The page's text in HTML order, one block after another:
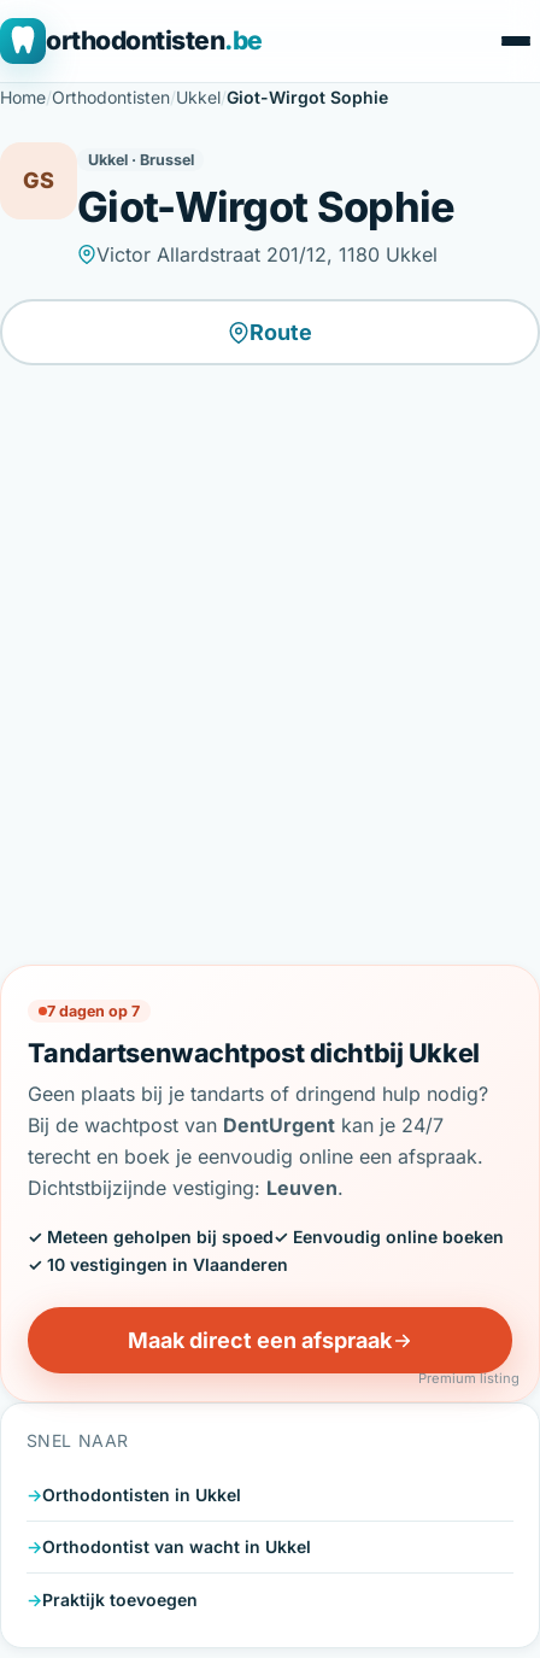
orthodontisten.be
Home/Orthodontisten/Ukkel/Giot-Wirgot Sophie
GS
Ukkel · Brussel
Giot-Wirgot Sophie
Victor Allardstraat 201/12, 1180 Ukkel
Route
7 dagen op 7
Tandartsenwachtpost dichtbij Ukkel
Geen plaats bij je tandarts of dringend hulp nodig?
Bij de wachtpost van DentUrgent kan je 24/7
terecht en boek je eenvoudig online een afspraak.
Dichtstbijzijnde vestiging: Leuven.
✓ Meteen geholpen bij spoed✓ Eenvoudig online boeken
✓ 10 vestigingen in Vlaanderen
Maak direct een afspraak
Premium listing
SNEL NAAR
Orthodontisten in Ukkel
Orthodontist van wacht in Ukkel
Praktijk toevoegen